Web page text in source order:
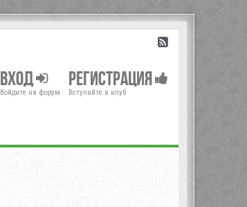
Вход
Войдите на форум
Регистрация
Вступайте в клуб